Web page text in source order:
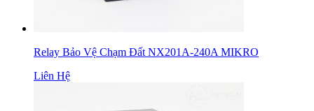
Relay Bảo Vệ Chạm Đất NX201A-240A MIKRO
Liên Hệ